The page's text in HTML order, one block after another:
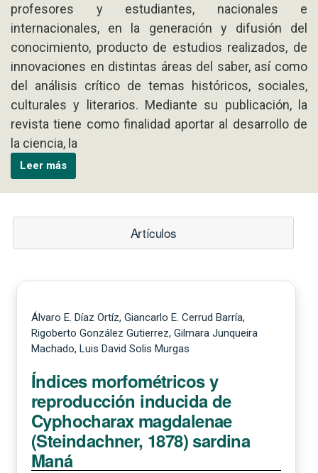
profesores y estudiantes, nacionales e
internacionales, en la generación y difusión del
conocimiento, producto de estudios realizados, de
innovaciones en distintas áreas del saber, así como
del análisis crítico de temas históricos, sociales,
culturales y literarios. Mediante su publicación, la
revista tiene como finalidad aportar al desarrollo de
la ciencia, la
Leer más
Artículos
Álvaro E. Díaz Ortíz, Giancarlo E. Cerrud Barría,
Rigoberto González Gutierrez, Gilmara Junqueira
Machado, Luis David Solis Murgas
Índices morfométricos y
reproducción inducida de
Cyphocharax magdalenae
(Steindachner, 1878) sardina
Maná